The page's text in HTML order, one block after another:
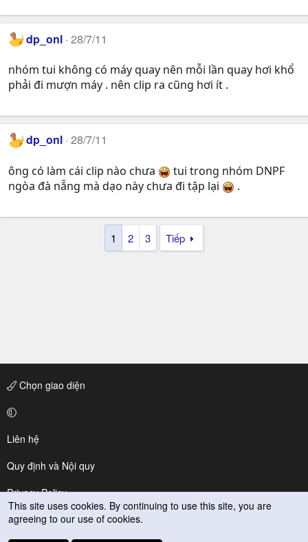
dp_onl 28/7/11
nhóm tui không có máy quay nên mỗi lần quay hơi khổ
phải đi mượn máy . nên clip ra cũng hơi ít .
dp_onl 28/7/11
ông có làm cái clip nào chưa
tui trong nhóm DNPF
ngòa đà nẵng mà dạo này chưa đi tập lại
.
1 2 3 Tiếp
Chọn giao diện
Liên hệ
Quy định và Nội quy
Privacy Policy
Trợ giúp
This site uses cookies. By continuing to use this site, you are
agreeing to our use of cookies.